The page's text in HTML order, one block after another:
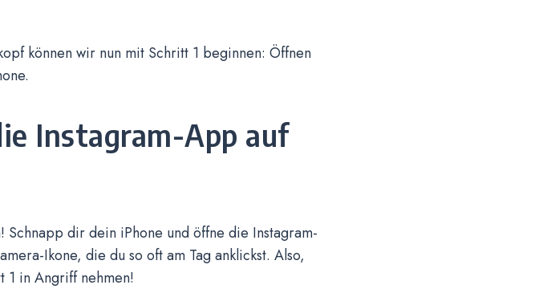
können wir nun mit Schritt 1 beginnen: Öffnen
Instagram-App auf
Schnapp dir dein iPhone und öffne die Instagram-
Ikone, die du so oft am Tag anklickst. Also,
1 in Angriff nehmen!